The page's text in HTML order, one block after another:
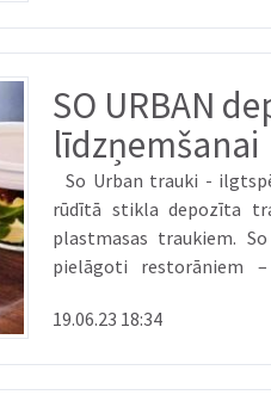
SO URBAN
līdzņemšanai
So Urban trauki -
rūdītā stikla depozīta
plastmasas traukiem.
pielāgoti restorāniem
19.06.23 18:34